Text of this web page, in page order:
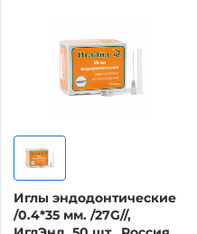
ОБРАБОТКА
Иглы эндодонтические
/0.4*35 мм. /27G//,